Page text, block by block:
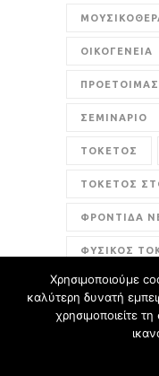
ΟΙΚΟΓΕΝΕΙΑ
ΣΕΜΙΝΑΡΙΟ
ΤΟΚΕΤΟΣ
ΤΟΚΕΤΟΣ
ΦΡΟΝΤΙΔΑ
ΦΥΣΙΚΟΣ
Χρησιμοποιούμε
καλύτερη δυνατή
χρησιμοποιείτε